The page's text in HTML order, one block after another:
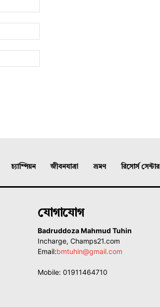
চ্যাম্পিয়ন জীবনযাত্রা ভ্রমণ রিসোর্স সেন্টার
যোগাযোগ
Badruddoza Mahmud Tuhin
Incharge, Champs21.com
Email:bmtuhin@gmail.com
Mobile: 01911464710